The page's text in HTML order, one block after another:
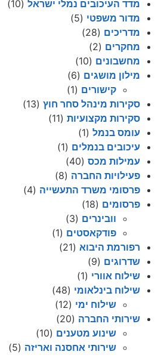
מדד העיכובים נמלי ישראל (10)
מדור משפטי (5)
מדריכים (28)
מחקרים (2)
מחשבונים (10)
מילון מושגים (6)
קישורים (1)
סקירות מינהל סחר חוץ (13)
סקירות מקצועיות (11)
עומס בנמל (1)
עיכובים בנמלים (1)
עמילות מכס (40)
פעילויות החברה (8)
פרסומי משרד התעשייה (4)
פרסומים (18)
וובינרים (3)
פודקאסטים (1)
רפורמת היבוא (21)
שדרוגים (9)
שילוח אוורי (1)
שילוח בינלאומי (48)
שילוח ימי (12)
שירותי החברה (20)
שינוע מטענים (10)
שירותי אחסנה ואריזה (5)